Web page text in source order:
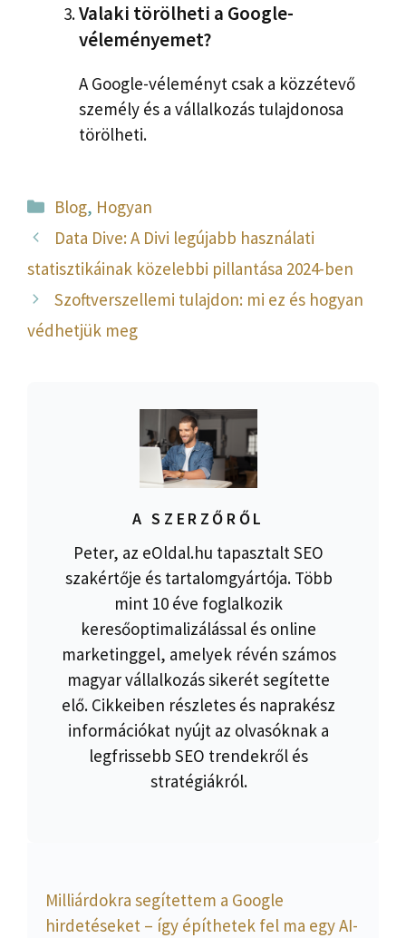
Valaki törölheti a Google-
véleményemet?
A Google-véleményt csak a közzétevő
személy és a vállalkozás tulajdonosa
törölheti.
Kategória
Blog, Hogyan
Data Dive: A Divi legújabb használati
statisztikáinak közelebbi pillantása 2024-ben
Szoftverszellemi tulajdon: mi ez és hogyan
védhetjük meg
A SZERZŐRŐL
Peter, az eOldal.hu tapasztalt SEO
szakértője és tartalomgyártója. Több
mint 10 éve foglalkozik
keresőoptimalizálással és online
marketinggel, amelyek révén számos
magyar vállalkozás sikerét segítette
elő. Cikkeiben részletes és naprakész
információkat nyújt az olvasóknak a
legfrissebb SEO trendekről és
stratégiákról.
Milliárdokra segítettem a Google
hirdetéseket – így építhetek fel ma egy AI-